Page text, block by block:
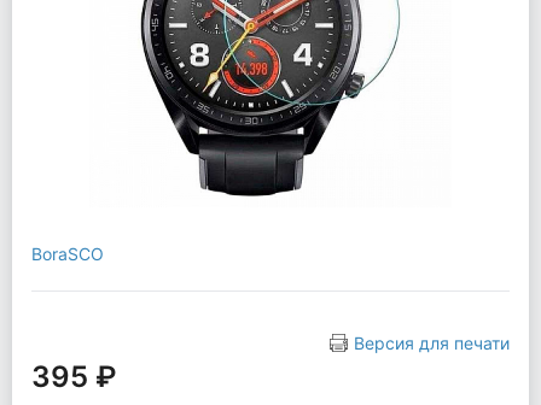
BoraSCO
Версия для печати
395 ₽